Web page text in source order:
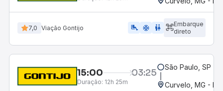
7,0 Viação Gontijo airline_seat_legroom_extra ac_unit wc
Embarque
direto
15:00 03:25
Duração: 12h 25m
São Paulo, SP -
Curvelo, MG -